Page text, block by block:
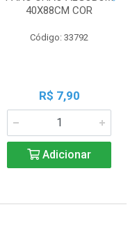
40X88CM COR
Código: 33792
R$ 7,90
Adicionar